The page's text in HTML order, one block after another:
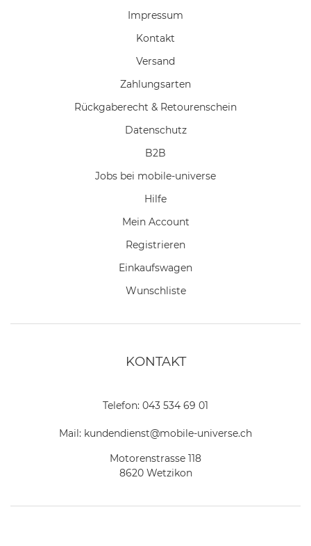
Impressum
Kontakt
Versand
Zahlungsarten
Rückgaberecht & Retourenschein
Datenschutz
B2B
Jobs bei mobile-universe
Hilfe
Mein Account
Registrieren
Einkaufswagen
Wunschliste
KONTAKT
Telefon: 043 534 69 01
Mail: kundendienst@mobile-universe.ch
Motorenstrasse 118
8620 Wetzikon